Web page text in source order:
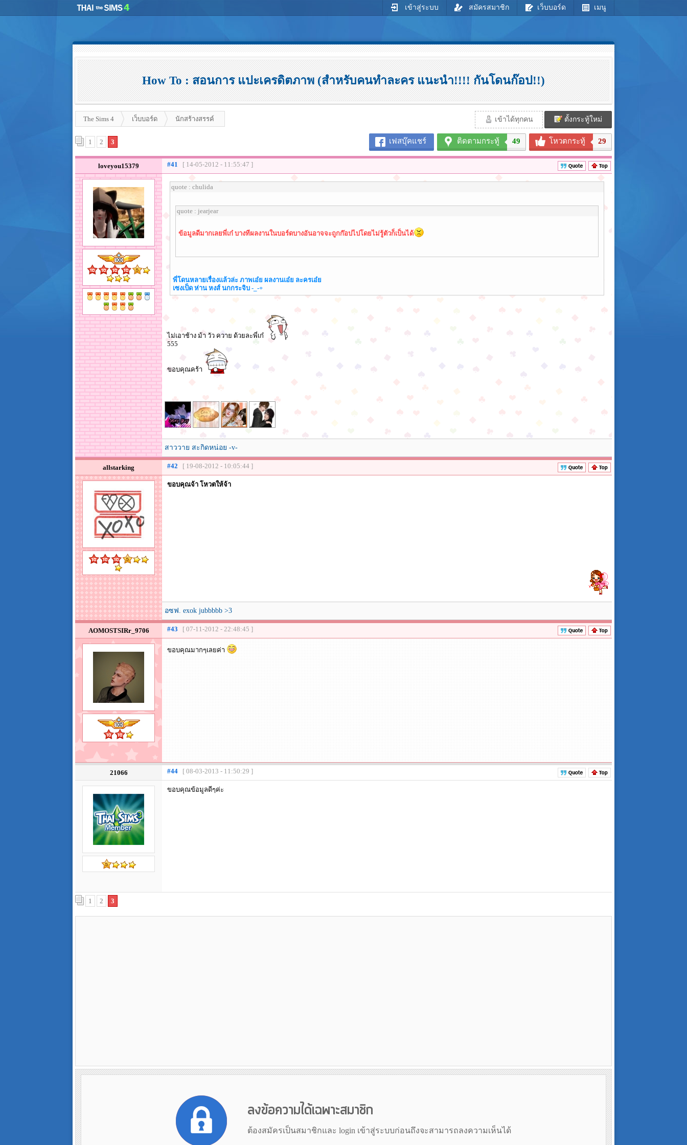
เข้าสู่ระบบ สมัครสมาชิก เว็บบอร์ด เมนู
How To : สอนการ แปะเครดิตภาพ (สำหรับคนทำละคร แนะนำ!!!! กันโดนก๊อป!!)
The Sims 4 เว็บบอร์ด นักสร้างสรรค์ เข้าได้ทุกคน ตั้งกระทู้ใหม่
เฟสบุ๊คแชร์ ติดตามกระทู้ 49 โหวตกระทู้ 29
1 2 3
loveyou15379 #41 [ 14-05-2012 - 11:55:47 ]
quote : chulida
quote : jearjear
ข้อมูลดีมากเลยพี่เก๋ บางทีผลงานในบอร์ดบางอันอาจจะถูกก๊อปไปโดยไม่รู้ตัวก็เป็นได้
พี่โดนหลายเรื่องแล้วล่ะ ภาพเอ๋ย ผลงานเอ๋ย ละครเอ๋ย
เซงเป็ด ห่าน หงส์ นกกระจิบ -_-+
ไม่เอาช้าง ม้า วัว ควาย ด้วยละพี่เก๋
555
ขอบคุณคร้า
สาววาย สะกิดหน่อย -v-
allstarking #42 [ 19-08-2012 - 10:05:44 ]
ขอบคุณจ้า โหวตให้จ้า
อซฟ. exok jubbbbb >3
AOMOSTSIRr_9706 #43 [ 07-11-2012 - 22:48:45 ]
ขอบคุณมากๆเลยค่า
21066 #44 [ 08-03-2013 - 11:50:29 ]
ขอบคุณข้อมูลดีๆค่ะ
1 2 3
ลงข้อความได้เฉพาะสมาชิก
ต้องสมัครเป็นสมาชิกและ login เข้าสู่ระบบก่อนถึงจะสามารถลงความเห็นได้